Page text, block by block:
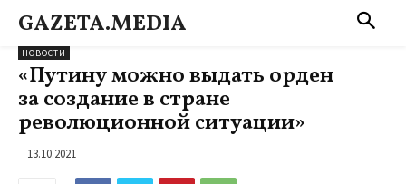
GAZETA.MEDIA
НОВОСТИ
«Путину можно выдать орден
за создание в стране
революционной ситуации»
13.10.2021